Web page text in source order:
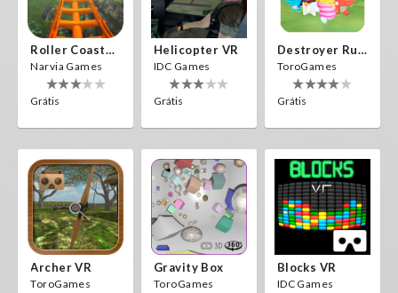
Roller Coaster VR
Narvia Games
Grátis
Helicopter VR
IDC Games
Grátis
Destroyer Run VR
ToroGames
Grátis
Archer VR
ToroGames
Gravity Box
ToroGames
Blocks VR
IDC Games